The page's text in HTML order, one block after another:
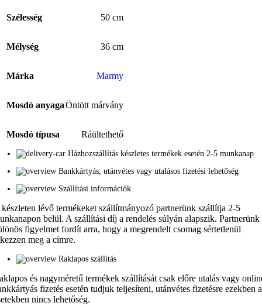
Szélesség 50 cm
Mélység 36 cm
Márka Marmy
Mosdó anyagaÖntött márvány
Mosdó típusa Ráültethető
Házhozszállítás készletes termékek esetén 2-5 munkanap
Bankkártyás, utánvétes vagy utalásos fizetési lehetőség
Szállítási információk
lévő termékeket szállítmányozó partnerünk szállítja 2-5
belül. A szállítási díj a rendelés súlyán alapszik. Partnerünk
figyelmet fordít arra, hogy a megrendelt csomag sértetlenül
meg a címre.
Raklapos szállítás
és nagyméretű termékek szállítását csak előre utalás vagy
fizetés esetén tudjuk teljesíteni, utánvétes fizetésre ezekben
nincs lehetőség.